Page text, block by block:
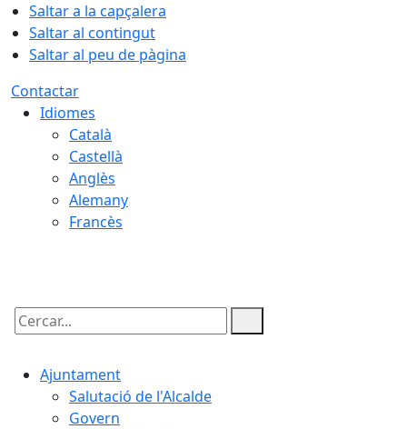
Saltar a la capçalera
Saltar al contingut
Saltar al peu de pàgina
Contactar
Idiomes
Català
Castellà
Anglès
Alemany
Francès
Cercar:
Ajuntament
Salutació de l'Alcalde
Govern